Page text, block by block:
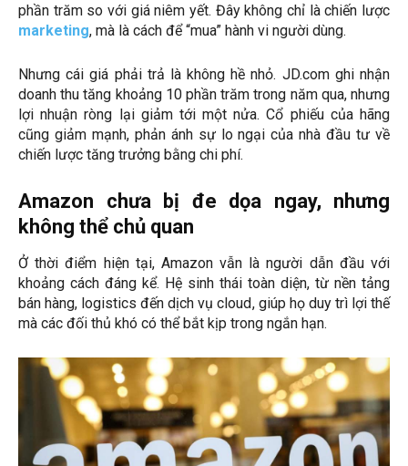
phần trăm so với giá niêm yết. Đây không chỉ là chiến lược
marketing, mà là cách để “mua” hành vi người dùng.
Nhưng cái giá phải trả là không hề nhỏ. JD.com ghi nhận
doanh thu tăng khoảng 10 phần trăm trong năm qua, nhưng
lợi nhuận ròng lại giảm tới một nửa. Cổ phiếu của hãng
cũng giảm mạnh, phản ánh sự lo ngại của nhà đầu tư về
chiến lược tăng trưởng bằng chi phí.
Amazon chưa bị đe dọa ngay, nhưng
không thể chủ quan
Ở thời điểm hiện tại, Amazon vẫn là người dẫn đầu với
khoảng cách đáng kể. Hệ sinh thái toàn diện, từ nền tảng
bán hàng, logistics đến dịch vụ cloud, giúp họ duy trì lợi thế
mà các đối thủ khó có thể bắt kịp trong ngắn hạn.